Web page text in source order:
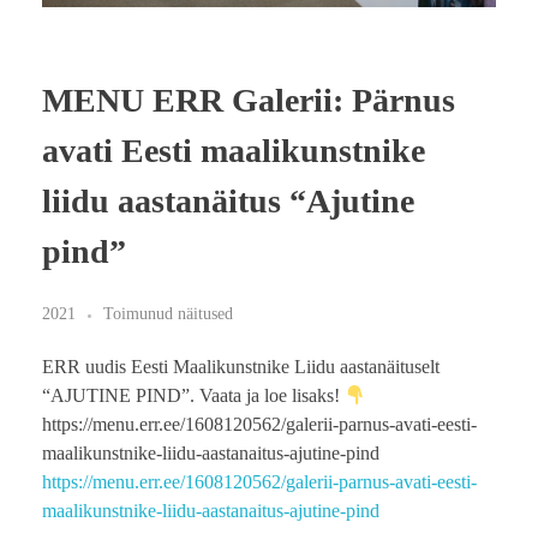
MENU ERR Galerii: Pärnus
avati Eesti maalikunstnike
liidu aastanäitus “Ajutine
pind”
2021 Toimunud näitused
ERR uudis Eesti Maalikunstnike Liidu aastanäituselt
“AJUTINE PIND”. Vaata ja loe lisaks!
https://menu.err.ee/1608120562/galerii-parnus-avati-eesti-
maalikunstnike-liidu-aastanaitus-ajutine-pind
https://menu.err.ee/1608120562/galerii-parnus-avati-eesti-
maalikunstnike-liidu-aastanaitus-ajutine-pind